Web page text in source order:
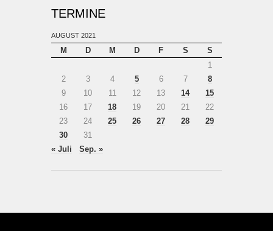
TERMINE
AUGUST 2021
M D M D F S
S
1
2
3 4 5 6 7
8
9
10 11 12 13 14
15
16
17 18 19 20 21
22
23
24 25 26 27 28
29
30
31
« Juli
Sep. »